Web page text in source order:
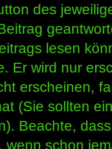
des
lesen
Er wird nur
erscheinen,
(Sie sollten
Beachte,
wenn schon